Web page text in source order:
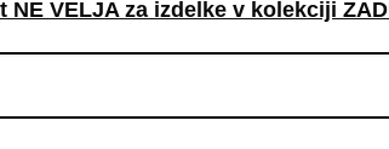
NE VELJA za izdelke v kolekciji